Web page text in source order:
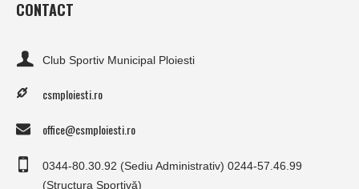
CONTACT
Club Sportiv Municipal Ploiesti
csmploiesti.ro
office@csmploiesti.ro
0344-80.30.92 (Sediu Administrativ) 0244-57.46.99
(Structura Sportivă)